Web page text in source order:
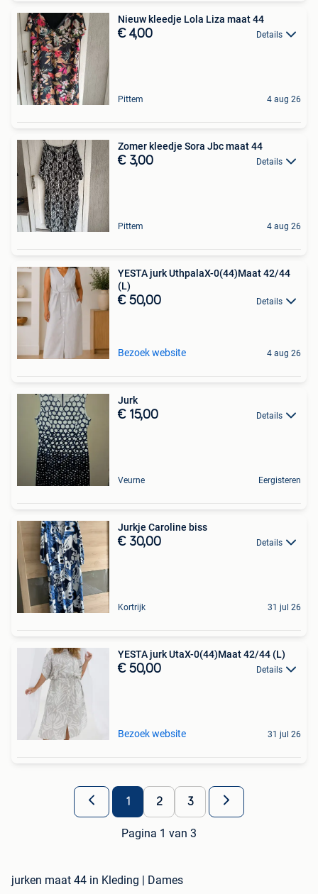
Nieuw kleedje Lola Liza maat 44
€ 4,00 Details
Pittem 4 aug 26
Zomer kleedje Sora Jbc maat 44
€ 3,00 Details
Pittem 4 aug 26
YESTA jurk UthpalaX-0(44)Maat 42/44
(L)
€ 50,00 Details
Bezoek website 4 aug 26
Jurk
€ 15,00 Details
Veurne Eergisteren
Jurkje Caroline biss
€ 30,00 Details
Kortrijk 31 jul 26
YESTA jurk UtaX-0(44)Maat 42/44 (L)
€ 50,00 Details
Bezoek website 31 jul 26
1 2 3
Pagina 1 van 3
jurken maat 44 in Kleding | Dames